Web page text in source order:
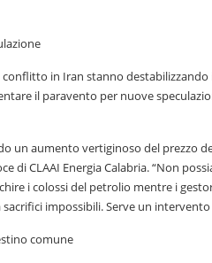
conflitto in Iran stanno
il paravento per nuove
un aumento vertiginoso del prezzo
di CLAAI Energia Calabria. “Non
i colossi del petrolio mentre i
impossibili. Serve un
comune